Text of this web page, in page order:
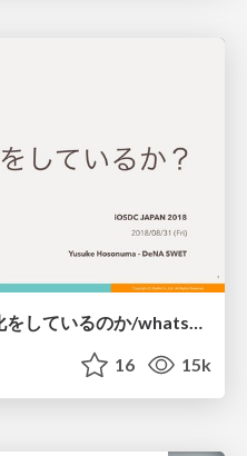
Swift 4.2 はどのような進化をしているのか/whats-new-swift42
16 15k